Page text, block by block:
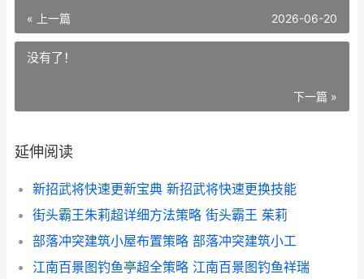
« 上一篇 2026-06-20
没有了！
下一篇 »
延伸阅读
新招武将快速更新宝典 新招武将快速更换技能
街头霸王朱莉超详细方法策略 街头霸王 茱莉
部落冲突建筑小屋布置策略 部落冲突建筑小工
江南百景图钓鱼亭超全策略 江南百景图钓鱼祥瑞